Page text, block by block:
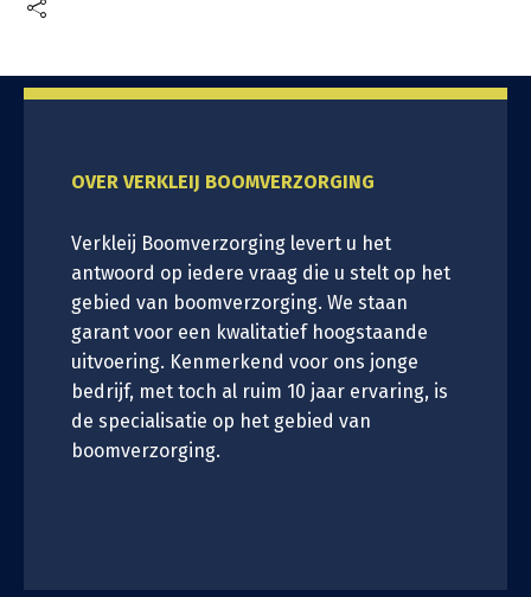
OVER VERKLEIJ BOOMVERZORGING
Verkleij Boomverzorging levert u het
antwoord op iedere vraag die u stelt op het
gebied van boomverzorging. We staan
garant voor een kwalitatief hoogstaande
uitvoering. Kenmerkend voor ons jonge
bedrijf, met toch al ruim 10 jaar ervaring, is
de specialisatie op het gebied van
boomverzorging.